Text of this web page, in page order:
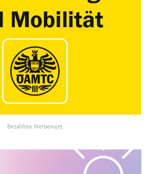
Bezahltes Werbesujet